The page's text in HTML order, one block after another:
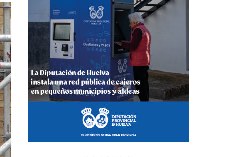
4º DÍA DE LAS FIESTAS COLOMBINAS
2026
hace 6 días· Huelvatv